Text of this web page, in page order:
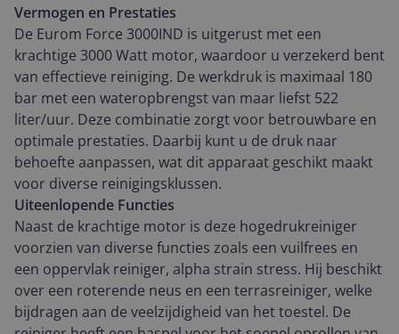
Vermogen en Prestaties
De Eurom Force 3000IND is uitgerust met een
krachtige 3000 Watt motor, waardoor u verzekerd bent
van effectieve reiniging. De werkdruk is maximaal 180
bar met een wateropbrengst van maar liefst 522
liter/uur. Deze combinatie zorgt voor betrouwbare en
optimale prestaties. Daarbij kunt u de druk naar
behoefte aanpassen, wat dit apparaat geschikt maakt
voor diverse reinigingsklussen.
Uiteenlopende Functies
Naast de krachtige motor is deze hogedrukreiniger
voorzien van diverse functies zoals een vuilfrees en
een oppervlak reiniger, alpha strain stress. Hij beschikt
over een roterende neus en een terrasreiniger, welke
bijdragen aan de veelzijdigheid van het toestel. De